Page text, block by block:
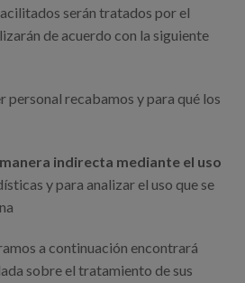
serán tratados por el
de acuerdo con la siguiente
personal recabamos y para qué los
indirecta mediante el uso
y para analizar el uso que se
a continuación encontrará
sobre el tratamiento de sus